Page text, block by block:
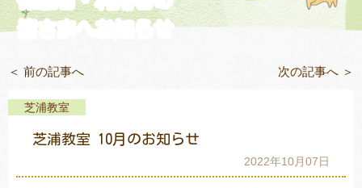
教室一覧
皆さまへお知らせ
＜ 前の記事へ 次の記事へ ＞
芝浦教室
芝浦教室 10月のお知らせ
2022年10月07日